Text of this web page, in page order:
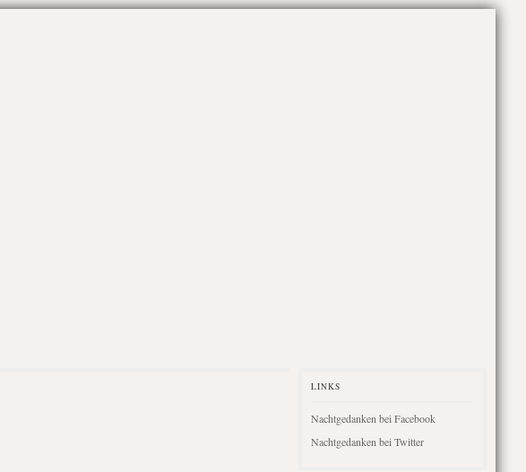
LINKS
Nachtgedanken bei Facebook
Nachtgedanken bei Twitter